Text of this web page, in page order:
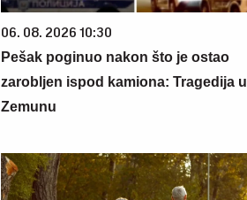
06. 08. 2026 10:30
Pešak poginuo nakon što je ostao
zarobljen ispod kamiona: Tragedija u
Zemunu